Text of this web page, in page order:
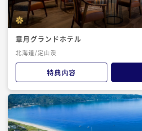
章月グランドホテル
北海道/定山渓
特典内容